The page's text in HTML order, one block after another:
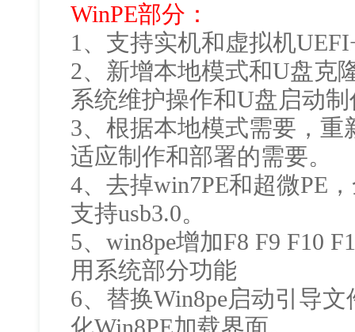
WinPE部分：
1、支持实机和虚拟机
2、新增本地模式和U盘克
系统维护操作和U盘启动制
3、根据本地模式需要，
适应制作和部署的需要。
4、去掉win7PE和超微PE
支持usb3.0。
5、win8pe增加F8 F9 F10
用系统部分功能
6、替换Win8pe启动引导